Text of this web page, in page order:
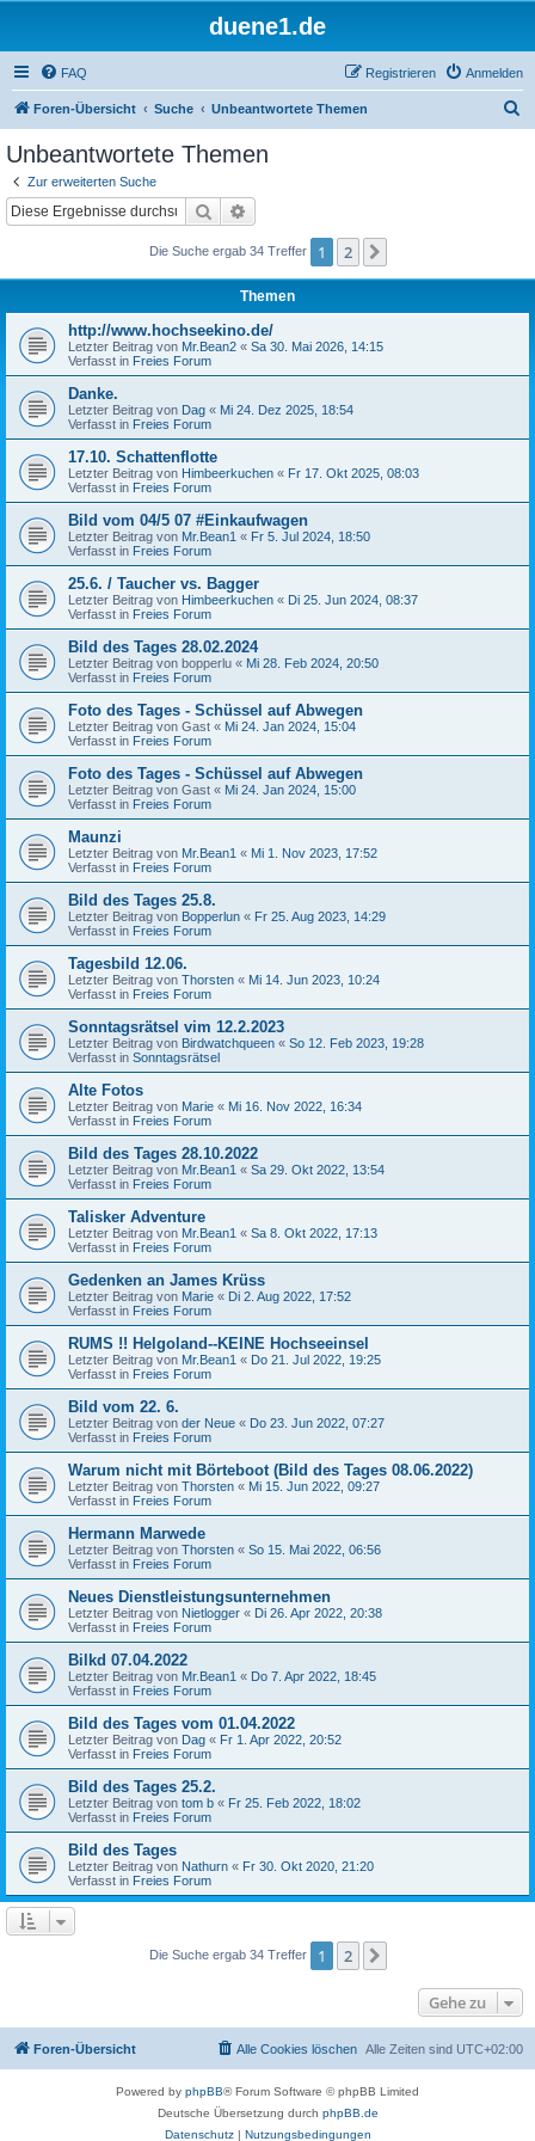
duene1.de
FAQ Anmelden
Registrieren
Foren-Übersicht Suche Unbeantwortete Themen
Unbeantwortete Themen
Zur erweiterten Suche
Suche
Die Suche ergab 34 Treffer 1 2
Themen
http://www.hochseekino.de/
Letzter Beitrag von Mr.Bean2 « Sa 30. Mai 2026, 14:15
Verfasst in Freies Forum
Danke.
Letzter Beitrag von Dag « Mi 24. Dez 2025, 18:54
Verfasst in Freies Forum
17.10. Schattenflotte
Letzter Beitrag von Himbeerkuchen « Fr 17. Okt 2025, 08:03
Verfasst in Freies Forum
Bild vom 04/5 07 #Einkaufwagen
Letzter Beitrag von Mr.Bean1 « Fr 5. Jul 2024, 18:50
Verfasst in Freies Forum
25.6. / Taucher vs. Bagger
Letzter Beitrag von Himbeerkuchen « Di 25. Jun 2024, 08:37
Verfasst in Freies Forum
Bild des Tages 28.02.2024
Letzter Beitrag von bopperlu « Mi 28. Feb 2024, 20:50
Verfasst in Freies Forum
Foto des Tages - Schüssel auf Abwegen
Letzter Beitrag von Gast « Mi 24. Jan 2024, 15:04
Verfasst in Freies Forum
Foto des Tages - Schüssel auf Abwegen
Letzter Beitrag von Gast « Mi 24. Jan 2024, 15:00
Verfasst in Freies Forum
Maunzi
Letzter Beitrag von Mr.Bean1 « Mi 1. Nov 2023, 17:52
Verfasst in Freies Forum
Bild des Tages 25.8.
Letzter Beitrag von Bopperlun « Fr 25. Aug 2023, 14:29
Verfasst in Freies Forum
Tagesbild 12.06.
Letzter Beitrag von Thorsten « Mi 14. Jun 2023, 10:24
Verfasst in Freies Forum
Sonntagsrätsel vim 12.2.2023
Letzter Beitrag von Birdwatchqueen « So 12. Feb 2023, 19:28
Verfasst in Sonntagsrätsel
Alte Fotos
Letzter Beitrag von Marie « Mi 16. Nov 2022, 16:34
Verfasst in Freies Forum
Bild des Tages 28.10.2022
Letzter Beitrag von Mr.Bean1 « Sa 29. Okt 2022, 13:54
Verfasst in Freies Forum
Talisker Adventure
Letzter Beitrag von Mr.Bean1 « Sa 8. Okt 2022, 17:13
Verfasst in Freies Forum
Gedenken an James Krüss
Letzter Beitrag von Marie « Di 2. Aug 2022, 17:52
Verfasst in Freies Forum
RUMS !! Helgoland--KEINE Hochseeinsel
Letzter Beitrag von Mr.Bean1 « Do 21. Jul 2022, 19:25
Verfasst in Freies Forum
Bild vom 22. 6.
Letzter Beitrag von der Neue « Do 23. Jun 2022, 07:27
Verfasst in Freies Forum
Warum nicht mit Börteboot (Bild des Tages 08.06.2022)
Letzter Beitrag von Thorsten « Mi 15. Jun 2022, 09:27
Verfasst in Freies Forum
Hermann Marwede
Letzter Beitrag von Thorsten « So 15. Mai 2022, 06:56
Verfasst in Freies Forum
Neues Dienstleistungsunternehmen
Letzter Beitrag von Nietlogger « Di 26. Apr 2022, 20:38
Verfasst in Freies Forum
Bilkd 07.04.2022
Letzter Beitrag von Mr.Bean1 « Do 7. Apr 2022, 18:45
Verfasst in Freies Forum
Bild des Tages vom 01.04.2022
Letzter Beitrag von Dag « Fr 1. Apr 2022, 20:52
Verfasst in Freies Forum
Bild des Tages 25.2.
Letzter Beitrag von tom b « Fr 25. Feb 2022, 18:02
Verfasst in Freies Forum
Bild des Tages
Letzter Beitrag von Nathurn « Fr 30. Okt 2020, 21:20
Verfasst in Freies Forum
Die Suche ergab 34 Treffer 1 2
Gehe zu
Foren-Übersicht Alle Zeiten sind UTC+02:00
Alle Cookies löschen
Powered by phpBB® Forum Software © phpBB Limited
Deutsche Übersetzung durch phpBB.de
Datenschutz| Nutzungsbedingungen